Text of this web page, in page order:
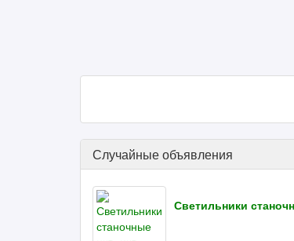
Случайные объявления
Светильники